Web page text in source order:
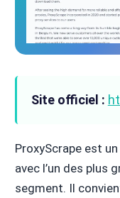
Site officiel :
ProxyScrape est
avec l’un des plus
segment. Il